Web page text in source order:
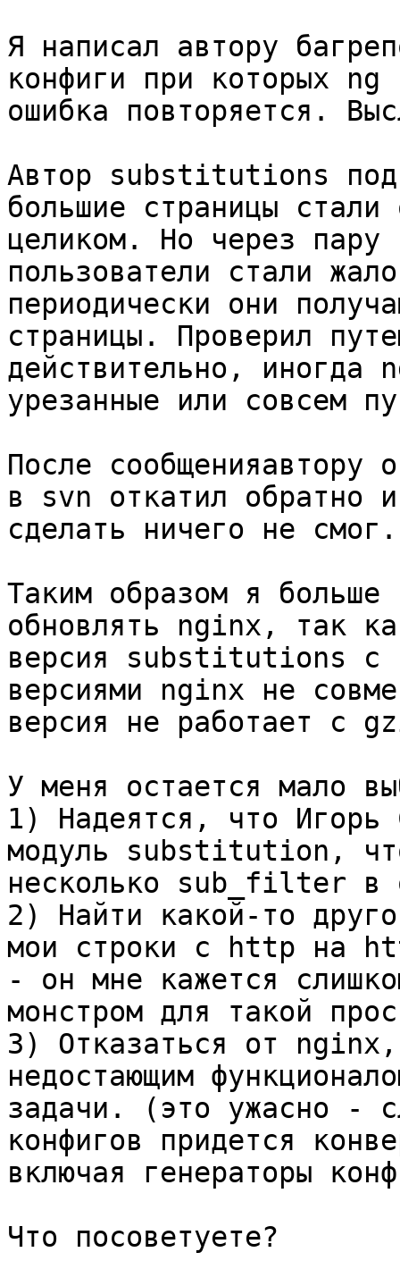
Я написал автору
конфиги при которых
ошибка повторяется.
Автор substitutions
большие страницы стали
целиком. Но через пару
пользователи стали
периодически они
страницы. Проверил
действительно, иногда
урезанные или совсем
После сообщенияавтору
в svn откатил обратно
сделать ничего не смог.
Таким образом я больше
обновлять nginx, так
версия substitutions с
версиями nginx не
версия не работает с
У меня остается мало
1) Надеятся, что Игорь
модуль substitution,
несколько sub_filter
2) Найти какой-то
мои строки с http на
- он мне кажется
монстром для такой
3) Отказаться от
недостающим
задачи. (это ужасно -
конфигов придется
включая генераторы
Что посоветуете?